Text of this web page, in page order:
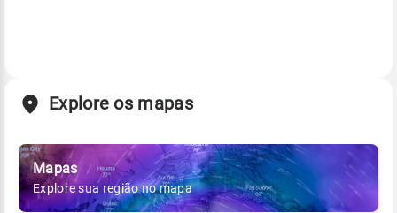
Explore os mapas
Mapas
Explore sua região no mapa